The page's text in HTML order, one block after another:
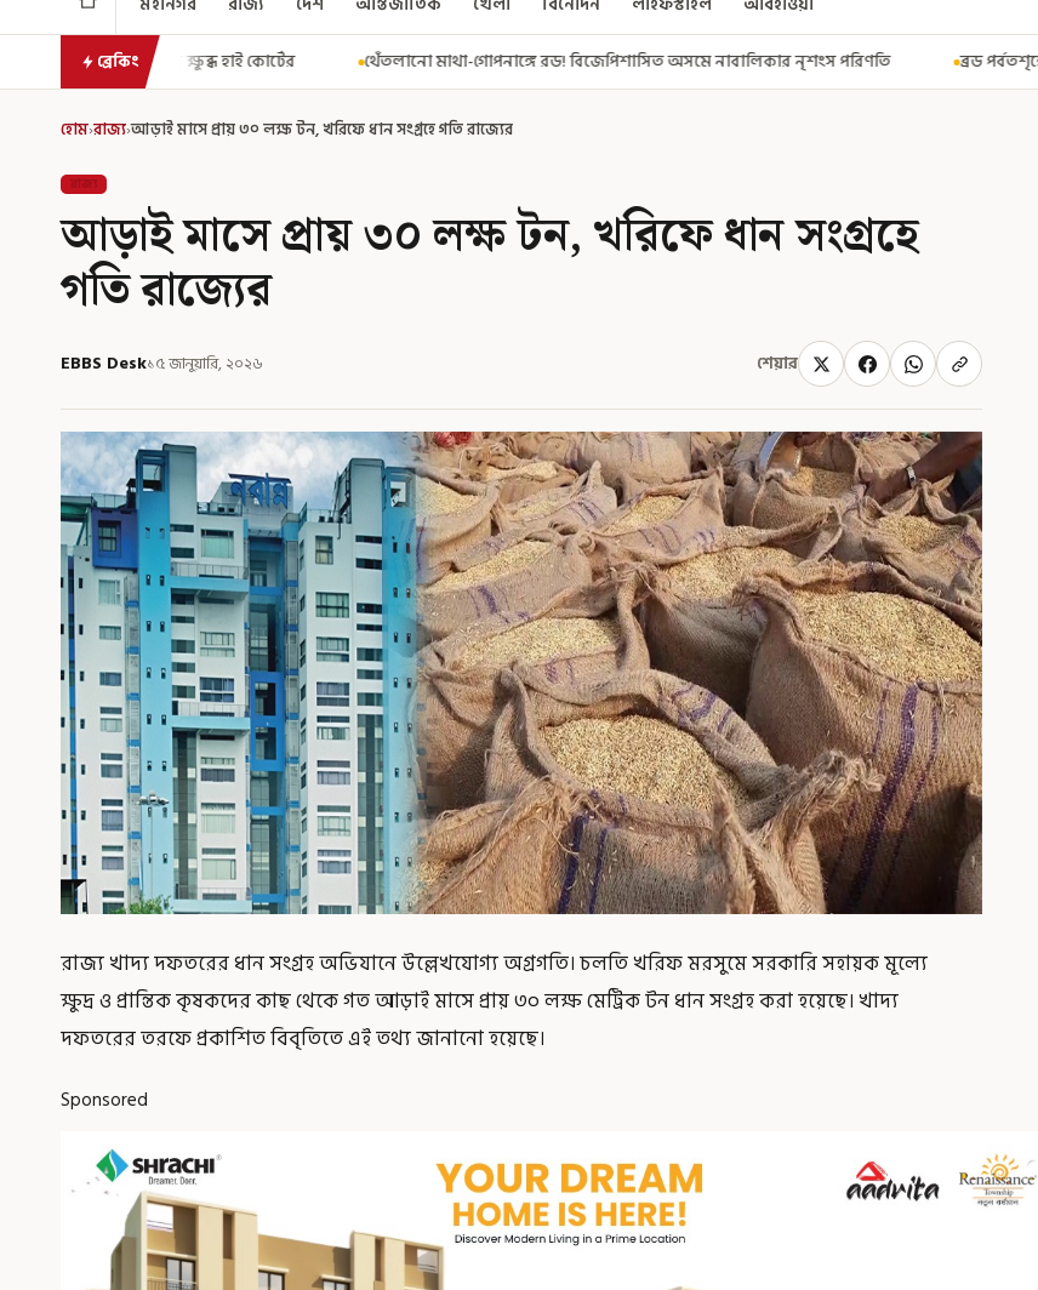
ব্রেকিং
হাই কোর্টের থেঁতলানো মাথা-গোপনাঙ্গে রড! বিজেপিশাসিত অসমে নাবালিকার নৃশংস পরিণতি ব্রড পর্বতশৃঙ্গে তুষারধসে মৃত নির্মল
হোম›রাজ্য›আড়াই মাসে প্রায় ৩০ লক্ষ টন, খরিফে ধান সংগ্রহে গতি রাজ্যের
রাজ্য
আড়াই মাসে প্রায় ৩০ লক্ষ টন, খরিফে ধান সংগ্রহে
গতি রাজ্যের
EBBS Desk১৫ জানুয়ারি, ২০২৬ শেয়ার
রাজ্য খাদ্য দফতরের ধান সংগ্রহ অভিযানে উল্লেখযোগ্য অগ্রগতি। চলতি খরিফ মরসুমে সরকারি সহায়ক মূল্যে
ক্ষুদ্র ও প্রান্তিক কৃষকদের কাছ থেকে গত আড়াই মাসে প্রায় ৩০ লক্ষ মেট্রিক টন ধান সংগ্রহ করা হয়েছে। খাদ্য
দফতরের তরফে প্রকাশিত বিবৃতিতে এই তথ্য জানানো হয়েছে।
Sponsored